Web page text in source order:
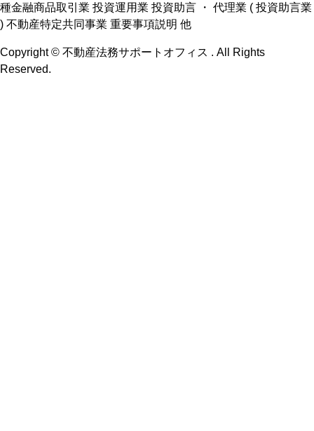
種金融商品取引業 投資運用業 投資助言 ・ 代理業 ( 投資助言業
) 不動産特定共同事業 重要事項説明 他
Copyright © 不動産法務サポートオフィス . All Rights
Reserved.